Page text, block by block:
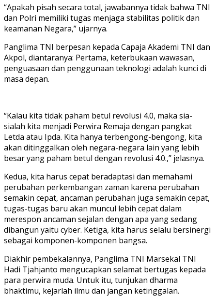
“Apakah pisah secara total, jawabannya tidak bahwa TNI
dan Polri memiliki tugas menjaga stabilitas politik dan
keamanan Negara,” ujarnya.
Panglima TNI berpesan kepada Capaja Akademi TNI dan
Akpol, diantaranya: Pertama, keterbukaan wawasan,
penguasaan dan penggunaan teknologi adalah kunci di
masa depan.
“Kalau kita tidak paham betul revolusi 4.0, maka sia-
sialah kita menjadi Perwira Remaja dengan pangkat
Letda atau Ipda. Kita hanya terbengong-bengong, kita
akan ditinggalkan oleh negara-negara lain yang lebih
besar yang paham betul dengan revolusi 4.0.,” jelasnya.
Kedua, kita harus cepat beradaptasi dan memahami
perubahan perkembangan zaman karena perubahan
semakin cepat, ancaman perubahan juga semakin cepat,
tugas-tugas baru akan muncul lebih cepat dalam
merespon ancaman sejalan dengan apa yang sedang
dibangun yaitu cyber. Ketiga, kita harus selalu bersinergi
sebagai komponen-komponen bangsa.
Diakhir pembekalannya, Panglima TNI Marsekal TNI
Hadi Tjahjanto mengucapkan selamat bertugas kepada
para perwira muda. Untuk itu, tunjukan dharma
bhaktimu, kejarlah ilmu dan jangan ketinggalan.